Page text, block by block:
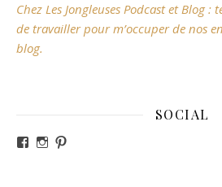
Chez Les Jongleuses Podcast et Blog :
de travailler pour m’occuper de nos
blog.
SOCIAL
Voir le profil de
Voir le profil de